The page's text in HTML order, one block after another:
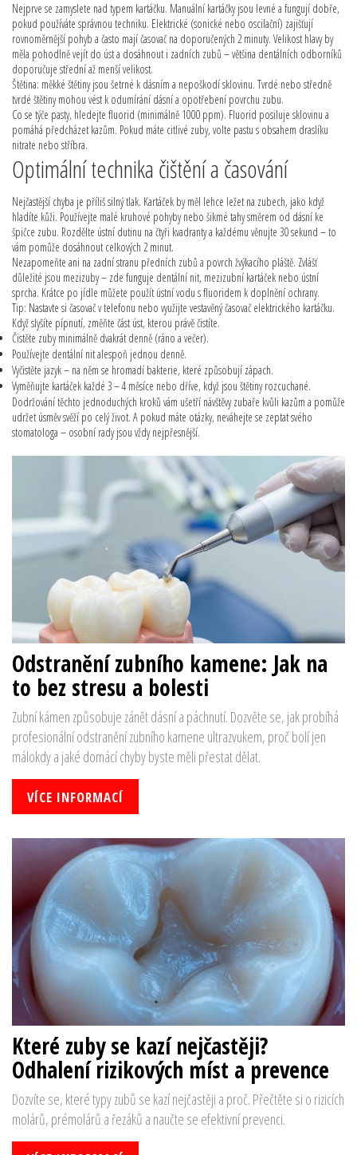
Nejprve se zamyslete nad typem kartáčku. Manuální kartáčky jsou levné a fungují dobře,
pokud používáte správnou techniku. Elektrické (sonické nebo oscilační) zajišťují
rovnoměrnější pohyb a často mají časovač na doporučených 2 minuty. Velikost hlavy by
měla pohodlně vejít do úst a dosáhnout i zadních zubů – většina dentálních odborníků
doporučuje střední až menší velikost.
Štětina: měkké štětiny jsou šetrné k dásním a nepoškodí sklovinu. Tvrdé nebo středně
tvrdé štětiny mohou vést k odumírání dásní a opotřebení povrchu zubu.
Co se týče pasty, hledejte fluorid (minimálně 1000 ppm). Fluorid posiluje sklovinu a
pomáhá předcházet kazům. Pokud máte citlivé zuby, volte pastu s obsahem draslíku
nitrate nebo stříbra.
Optimální technika čištění a časování
Nejčastější chyba je příliš silný tlak. Kartáček by měl lehce ležet na zubech, jako když
hladíte kůži. Používejte malé kruhové pohyby nebo šikmé tahy směrem od dásní ke
špičce zubu. Rozdělte ústní dutinu na čtyři kvadranty a každému věnujte 30 sekund – to
vám pomůže dosáhnout celkových 2 minut.
Nezapomeňte ani na zadní stranu předních zubů a povrch žvýkacího pláště. Zvlášť
důležité jsou mezizuby – zde funguje dentální nit, mezizubní kartáček nebo ústní
sprcha. Krátce po jídle můžete použít ústní vodu s fluoridem k doplnění ochrany.
Tip: Nastavte si časovač v telefonu nebo využijte vestavěný časovač elektrického kartáčku.
Když slyšíte pípnutí, změňte část úst, kterou právě čistíte.
Čistěte zuby minimálně dvakrát denně (ráno a večer).
Používejte dentální nit alespoň jednou denně.
Vyčistěte jazyk – na něm se hromadí bakterie, které způsobují zápach.
Vyměňujte kartáček každé 3 – 4 měsíce nebo dříve, když jsou štětiny rozcuchané.
Dodržování těchto jednoduchých kroků vám ušetří návštěvy zubaře kvůli kazům a pomůže
udržet úsměv svěží po celý život. A pokud máte otázky, neváhejte se zeptat svého
stomatologa – osobní rady jsou vždy nejpřesnější.
Odstranění zubního kamene: Jak na
to bez stresu a bolesti
Zubní kámen způsobuje zánět dásní a páchnutí. Dozvěte se, jak probíhá
profesionální odstranění zubního kamene ultrazvukem, proč bolí jen
málokdy a jaké domácí chyby byste měli přestat dělat.
VÍCE INFORMACÍ
Které zuby se kazí nejčastěji?
Odhalení rizikových míst a prevence
Dozvíte se, které typy zubů se kazí nejčastěji a proč. Přečtěte si o rizicích
molárů, prémolárů a řezáků a naučte se efektivní prevenci.